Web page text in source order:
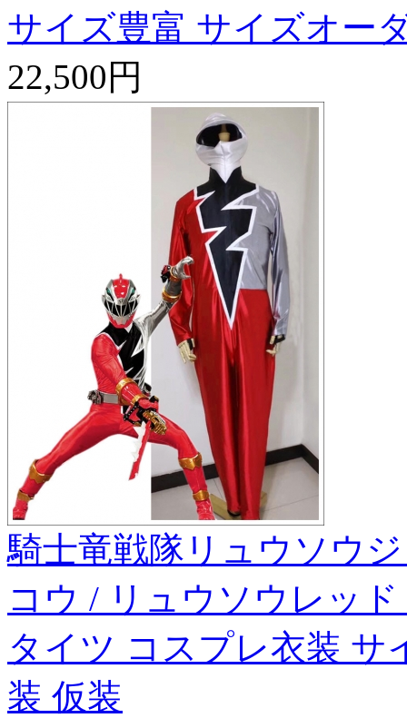
サイズ豊富 サイズオー
22,500円
騎士竜戦隊リュウソウ
コウ / リュウソウレッ
タイツ コスプレ衣装
装 仮装